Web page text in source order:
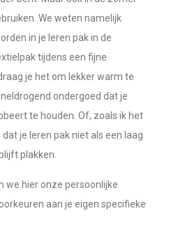
We weten namelijk
in je leren pak in de
tijdens een fijne
je het om lekker warm te
ondergoed dat je
te houden. Of, zoals ik het
je leren pak niet als een laag
plakken.
we hier onze persoonlijke
aan je eigen specifieke